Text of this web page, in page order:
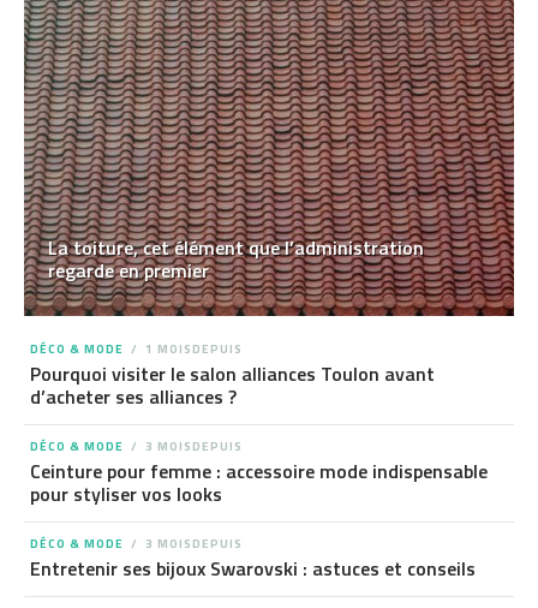
La toiture, cet élément que l’administration
regarde en premier
DÉCO & MODE 1 MOISDEPUIS
Pourquoi visiter le salon alliances Toulon avant
d’acheter ses alliances ?
DÉCO & MODE 3 MOISDEPUIS
Ceinture pour femme : accessoire mode indispensable
pour styliser vos looks
DÉCO & MODE 3 MOISDEPUIS
Entretenir ses bijoux Swarovski : astuces et conseils